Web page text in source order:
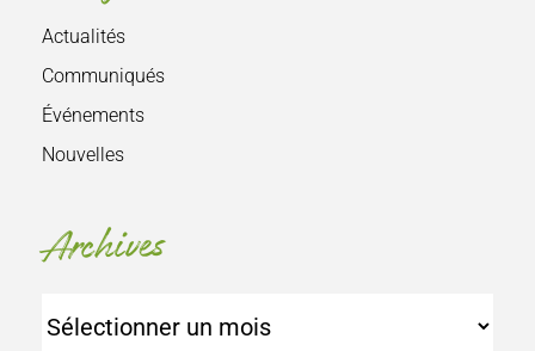
Actualités
Communiqués
Événements
Nouvelles
Archives